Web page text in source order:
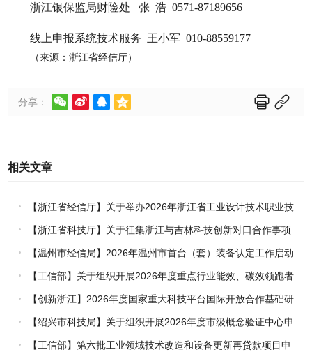
浙江银保监局财险处 张 浩 0571-87189656
线上申报系统技术服务 王小军 010-88559177
（来源：浙江省经信厅）
分享：      
相关文章
【浙江省经信厅】关于举办2026年浙江省工业设计技术职业技
能竞赛的通知
【浙江省科技厅】关于征集浙江与吉林科技创新对口合作事项
的通知【温州市经信局】2026年温州市首台（套）装备认定工作启动
【工信部】关于组织开展2026年度重点行业能效、碳效领跑者
企业推荐工作的通知
【创新浙江】2026年度国家重大科技平台国际开放合作基础研
究专项（试点）项目指南
【绍兴市科技局】关于组织开展2026年度市级概念验证中心申
报工作的通知
【工信部】第六批工业领域技术改造和设备更新再贷款项目申